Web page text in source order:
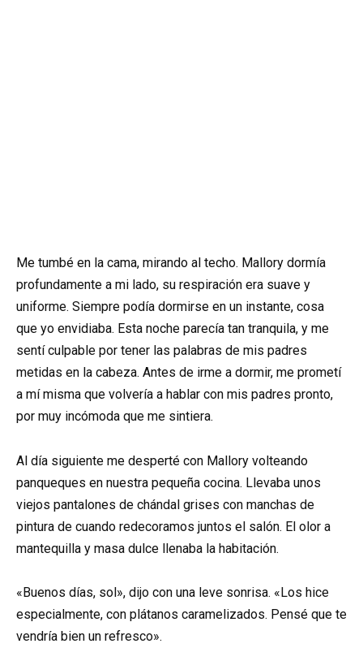
Me tumbé en la cama, mirando al techo. Mallory dormía
profundamente a mi lado, su respiración era suave y
uniforme. Siempre podía dormirse en un instante, cosa
que yo envidiaba. Esta noche parecía tan tranquila, y me
sentí culpable por tener las palabras de mis padres
metidas en la cabeza. Antes de irme a dormir, me prometí
a mí misma que volvería a hablar con mis padres pronto,
por muy incómoda que me sintiera.
Al día siguiente me desperté con Mallory volteando
panqueques en nuestra pequeña cocina. Llevaba unos
viejos pantalones de chándal grises con manchas de
pintura de cuando redecoramos juntos el salón. El olor a
mantequilla y masa dulce llenaba la habitación.
«Buenos días, sol», dijo con una leve sonrisa. «Los hice
especialmente, con plátanos caramelizados. Pensé que te
vendría bien un refresco».